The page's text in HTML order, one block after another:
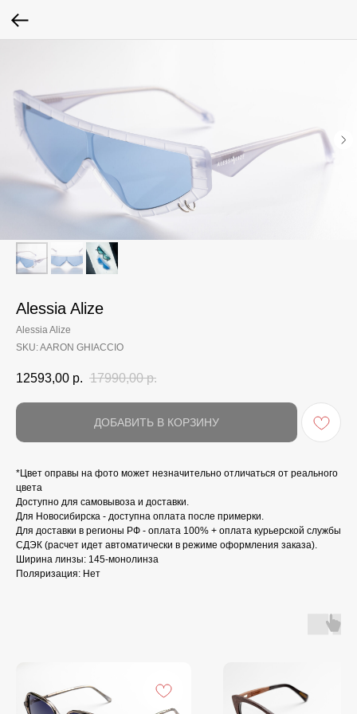
Alessia Alize
Alessia Alize
SKU:AARON GHIACCIO
12593,00 р. 17990,00 р.
ДОБАВИТЬ В КОРЗИНУ
*Цвет оправы на фото может незначительно отличаться от реального
цвета
Доступно для самовывоза и доставки.
Для Новосибирска - доступна оплата после примерки.
Для доставки в регионы РФ - оплата 100% + оплата курьерской службы
СДЭК (расчет идет автоматически в режиме оформления заказа).
Ширина линзы: 145-монолинза
Поляризация: Нет